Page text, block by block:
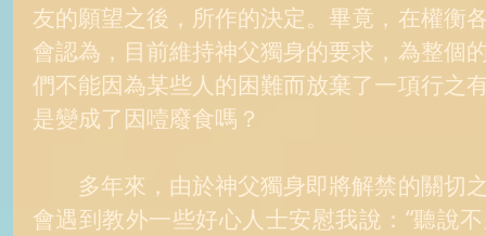
友的願望之後，所作的決定。畢竟，在權衡
會認為，目前維持神父獨身的要求，為整個
們不能因為某些人的困難而放棄了一項行之
是變成了因噎廢食嗎？
多年來，由於神父獨身即將解禁的關切
會遇到教外一些好心人士安慰我說：“聽說